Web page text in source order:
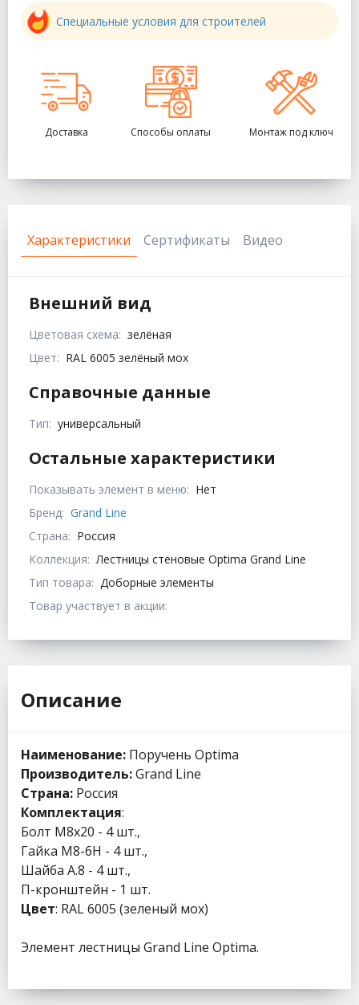
Специальные условия для строителей
Доставка Способы оплаты Монтаж под ключ
Характеристики Сертификаты Видео
Внешний вид
Цветовая схема: зелёная
Цвет: RAL 6005 зелёный мох
Справочные данные
Тип: универсальный
Остальные характеристики
Показывать элемент в меню: Нет
Бренд: Grand Line
Страна: Россия
Коллекция: Лестницы стеновые Optima Grand Line
Тип товара: Доборные элементы
Товар участвует в акции:
Описание
Наименование: Поручень Optima
Производитель:Grand Line
Страна: Россия
Комплектация:
Болт М8х20 - 4 шт.,
Гайка М8-6Н - 4 шт.,
Шайба А.8 - 4 шт.,
П-кронштейн - 1 шт.
Цвет: RAL 6005 (зеленый мох)
Элемент лестницы Grand Line Optima.